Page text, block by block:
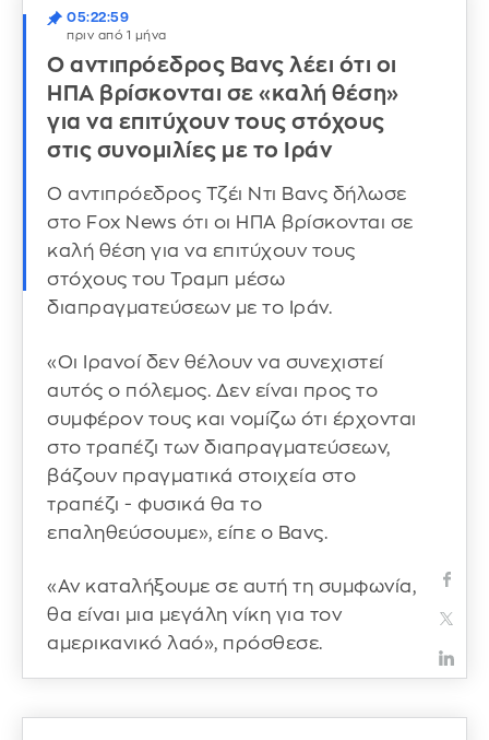
05:22:59
πριν από 1 μήνα
Ο αντιπρόεδρος Βανς λέει ότι οι
ΗΠΑ βρίσκονται σε «καλή θέση»
για να επιτύχουν τους στόχους
στις συνομιλίες με το Ιράν
Ο αντιπρόεδρος Τζέι Ντι Βανς δήλωσε
στο Fox News ότι οι ΗΠΑ βρίσκονται σε
καλή θέση για να επιτύχουν τους
στόχους του Τραμπ μέσω
διαπραγματεύσεων με το Ιράν.
«Οι Ιρανοί δεν θέλουν να συνεχιστεί
αυτός ο πόλεμος. Δεν είναι προς το
συμφέρον τους και νομίζω ότι έρχονται
στο τραπέζι των διαπραγματεύσεων,
βάζουν πραγματικά στοιχεία στο
τραπέζι - φυσικά θα το
επαληθεύσουμε», είπε ο Βανς.
«Αν καταλήξουμε σε αυτή τη συμφωνία,
θα είναι μια μεγάλη νίκη για τον
αμερικανικό λαό», πρόσθεσε.